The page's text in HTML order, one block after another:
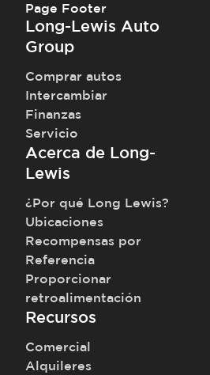
Page Footer
Long-Lewis Auto
Group
Comprar autos
Intercambiar
Finanzas
Servicio
Acerca de Long-
Lewis
¿Por qué Long Lewis?
Ubicaciones
Recompensas por
Referencia
Proporcionar
retroalimentación
Recursos
Comercial
Alquileres